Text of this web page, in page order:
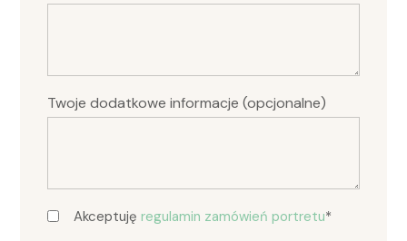
Twoje dodatkowe informacje (opcjonalne)
Akceptujęregulamin zamówień portretu*